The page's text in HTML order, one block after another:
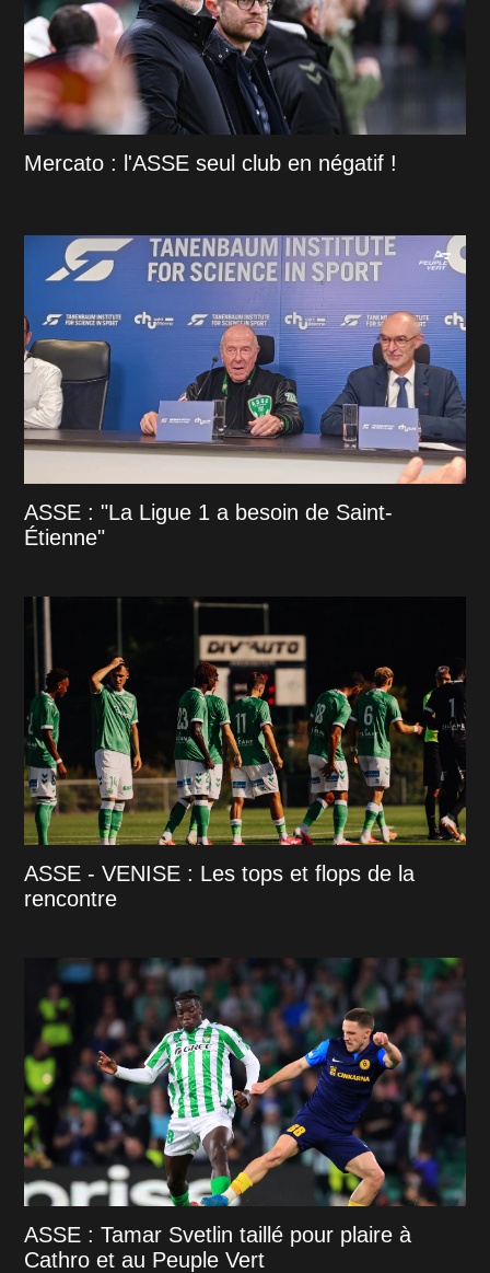
Mercato : l'ASSE seul club en négatif !
ASSE : "La Ligue 1 a besoin de Saint-
Étienne"
ASSE - VENISE : Les tops et flops de la
rencontre
ASSE : Tamar Svetlin taillé pour plaire à
Cathro et au Peuple Vert